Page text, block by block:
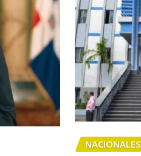
NACIONALES